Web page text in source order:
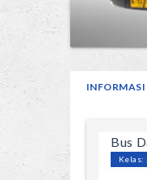
INFORMASI
Bus
Kelas: